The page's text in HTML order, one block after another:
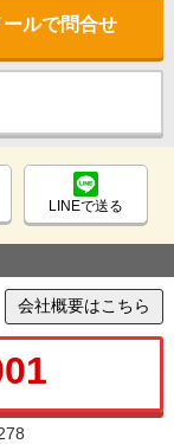
ールで問合せ
LINEで送る
会社概要はこちら